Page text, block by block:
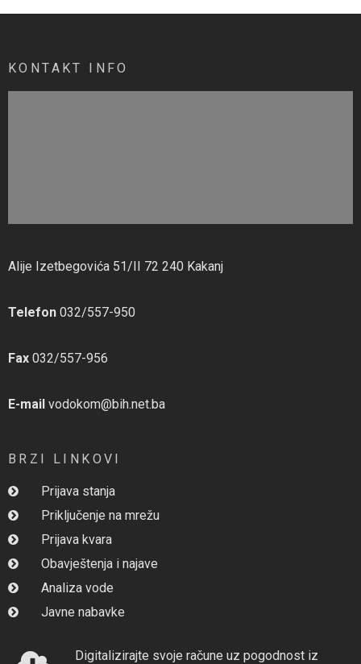
KONTAKT INFO
Alije Izetbegovića 51/II 72 240 Kakanj
Telefon 032/557-950
Fax 032/557-956
E-mail vodokom@bih.net.ba
BRZI LINKOVI
Prijava stanja
Priključenje na mrežu
Prijava kvara
Obavještenja i najave
Analiza vode
Javne nabavke
Digitalizirajte svoje račune uz pogodnost iz